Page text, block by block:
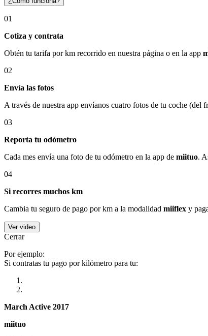
01
Cotiza y contrata
Obtén tu tarifa por km recorrido en nuestra página o en la app
02
Envía las fotos
A través de nuestra app envíanos cuatro fotos de tu coche (del
03
Reporta tu odómetro
Cada mes envía una foto de tu odómetro en la app de miituo.
04
Si recorres muchos km
Cambia tu seguro de pago por km a la modalidad miiflex y
Ver video
Cerrar
Por ejemplo:
Si contratas tu pago por kilómetro para tu:
March Active 2017
miituo